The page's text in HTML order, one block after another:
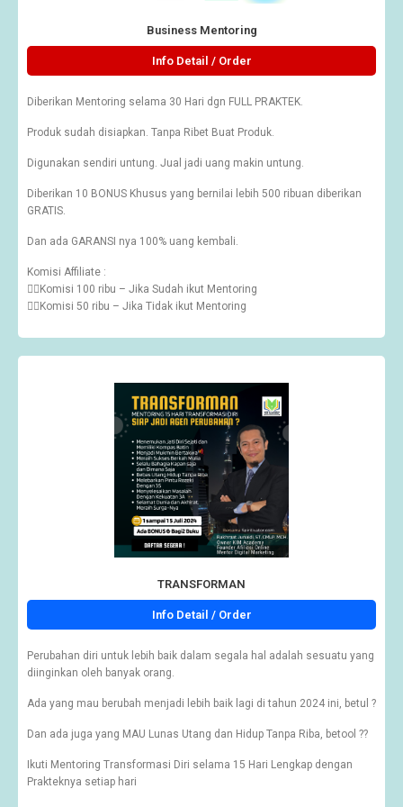
Business Mentoring
Info Detail / Order
Diberikan Mentoring selama 30 Hari dgn FULL PRAKTEK.
Produk sudah disiapkan. Tanpa Ribet Buat Produk.
Digunakan sendiri untung. Jual jadi uang makin untung.
Diberikan 10 BONUS Khusus yang bernilai lebih 500 ribuan diberikan
GRATIS.
Dan ada GARANSI nya 100% uang kembali.
Komisi Affiliate :
👉🏽Komisi 100 ribu – Jika Sudah ikut Mentoring
👉🏽Komisi 50 ribu – Jika Tidak ikut Mentoring
TRANSFORMAN
Info Detail / Order
Perubahan diri untuk lebih baik dalam segala hal adalah sesuatu yang
diinginkan oleh banyak orang.
Ada yang mau berubah menjadi lebih baik lagi di tahun 2024 ini, betul ?
Dan ada juga yang MAU Lunas Utang dan Hidup Tanpa Riba, betool ??
Ikuti Mentoring Transformasi Diri selama 15 Hari Lengkap dengan
Prakteknya setiap hari